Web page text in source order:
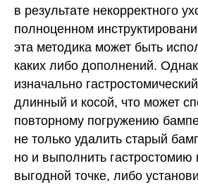
в результате некорректного
полноценном
эта методика может быть
каких либо дополнений.
изначально
длинный и косой, что может
повторному погружению
не только удалить старый
но и выполнить гастростомию
выгодной точке, либо